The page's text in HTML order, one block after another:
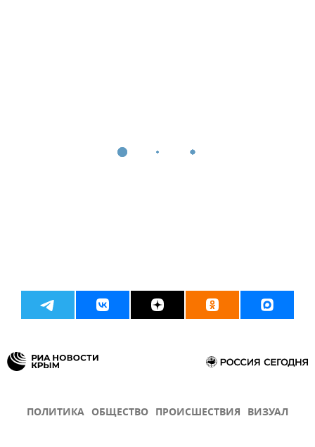
ПОЛИТИКА ОБЩЕСТВО ПРОИСШЕСТВИЯ ВИЗУАЛ